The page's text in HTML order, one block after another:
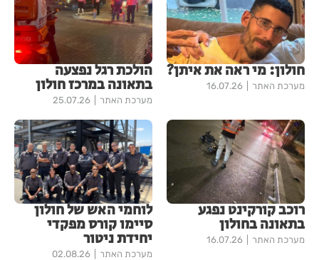
חולון: מי ראה את איתן?
מערכת האתר 16.07.26
הולכת רגל נפצעה
בתאונה במרכז חולון
מערכת האתר 25.07.26
רוכב קורקינט נפגע
בתאונה בחולון
מערכת האתר 16.07.26
לוחמי האש של חולון
סיימו קורס מפקדי
יחידת ניטור
מערכת האתר 02.08.26